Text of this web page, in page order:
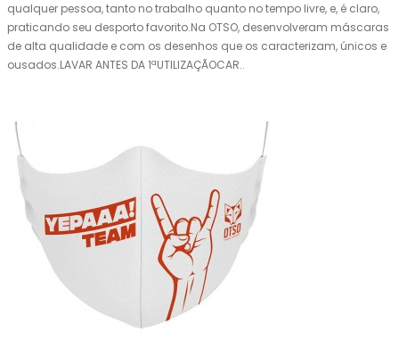
qualquer pessoa, tanto no trabalho quanto no tempo livre, e, é claro,
praticando seu desporto favorito.Na OTSO, desenvolveram máscaras
de alta qualidade e com os desenhos que os caracterizam, únicos e
ousados.LAVAR ANTES DA 1ªUTILIZAÇÃOCAR..